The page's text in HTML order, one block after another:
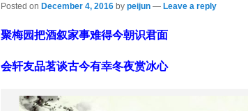
Posted on December 4, 2016 by peijun — Leave a reply
聚梅园把酒叙家事难得今朝识君面
会轩友品茗谈古今有幸冬夜赏冰心